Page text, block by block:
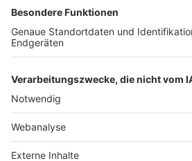
Nutzungsbedingungen Datenschutz